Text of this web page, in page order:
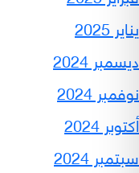
يناير 2025
ديسمبر 2024
نوفمبر 2024
أكتوبر 2024
سبتمبر 2024